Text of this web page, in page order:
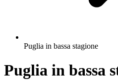
Puglia in bassa stagione
Puglia in bassa